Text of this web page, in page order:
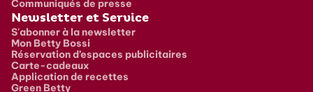
Communiqués de presse
Newsletter et Service
S'abonner à la newsletter
Mon Betty Bossi
Réservation d’espaces publicitaires
Carte-cadeaux
Application de recettes
Green Betty